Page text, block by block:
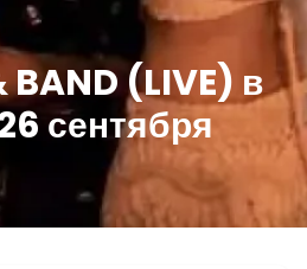
BAND (LIVE) в
сентября